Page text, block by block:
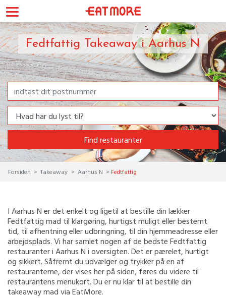
Fedtfattig Takeaway i Aarhus N
Find restauranter
Forsiden Takeaway Aarhus N Fedtfattig
I Aarhus N er det enkelt og ligetil at bestille din lækker
Fedtfattig mad til klargøring, hurtigst muligt eller bestemt
tid, til afhentning eller udbringning, til din hjemmeadresse eller
arbejdsplads. Vi har samlet nogen af de bedste Fedtfattig
restauranter i Aarhus N i oversigten. Det er pærelet, hurtigt
og sikkert. Såfremt du udvælger og trykker på en af
restauranterne, der vises her på siden, føres du videre til
restaurantens menukort. Du er nu klar til at bestille din
takeaway mad via EatMore.